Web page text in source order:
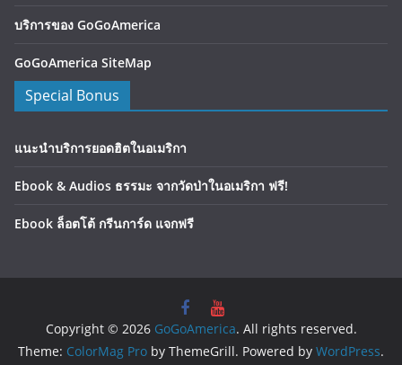
บริการของ GoGoAmerica
GoGoAmerica SiteMap
Special Bonus
แนะนำบริการยอดฮิตในอเมริกา
Ebook & Audios ธรรมะ จากวัดป่าในอเมริกา ฟรี!
Ebook ล็อตโต้ กรีนการ์ด แจกฟรี
Copyright © 2026 GoGoAmerica. All rights reserved.
Theme: ColorMag Pro by ThemeGrill. Powered by WordPress.